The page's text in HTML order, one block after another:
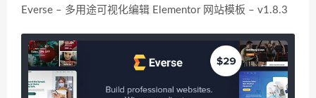
Everse – 多用途可视化编辑 Elementor 网站模板 – v1.8.3